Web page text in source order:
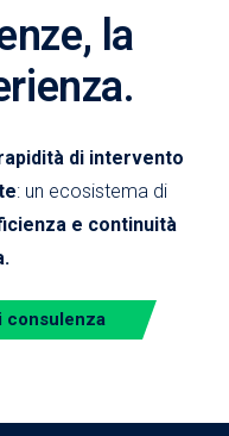
la
di intervento
: un ecosistema di
e continuità
consulenza